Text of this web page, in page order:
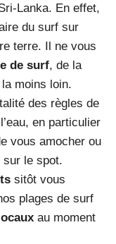
Lanka. En effet,
du surf sur
terre. Il ne vous
de surf, de la
moins loin.
des règles de
en particulier
vous amocher ou
sur le spot.
sitôt vous
plages de surf
au moment